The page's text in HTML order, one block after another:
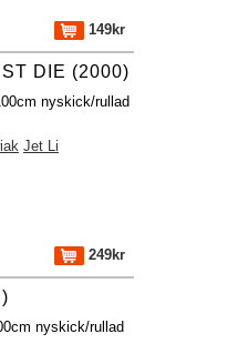
149kr
DIE (2000)
nyskick/rullad
Jet Li
249kr
nyskick/rullad